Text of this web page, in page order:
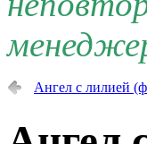
Ангел с лилией